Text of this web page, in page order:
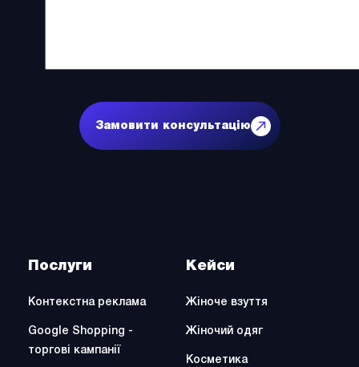
Послуги
Контекстна реклама
Google Shopping -
торгові кампанії
Кейси
Жіноче взуття
Жіночий одяг
Косметика